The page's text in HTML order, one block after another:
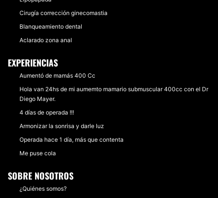
Cirugía corrección ginecomastia
Blanqueamiento dental
Aclarado zona anal
EXPERIENCIAS
Aumentó de mamás 400 Cc
Hola van 24hs de mi aumemto mamario submuscular 400cc con el Dr
Diego Mayer.
4 días de operada !!!
Armonizar la sonrisa y darle luz
Operada hace 1 día, más que contenta
Me puse cola
SOBRE NOSOTROS
¿Quiénes somos?